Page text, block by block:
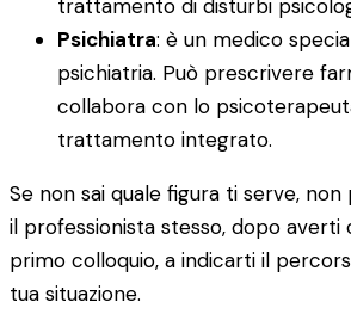
trattamento di disturbi
Psichiatra: è un medico
psichiatria. Può prescrivere
collabora con lo
trattamento integrato.
Se non sai quale figura ti serve,
il professionista stesso, dopo averti
primo colloquio, a indicarti il
tua situazione.